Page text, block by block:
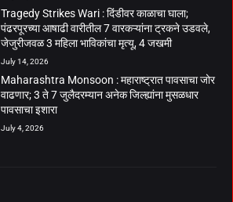
Tragedy Strikes Wari : दिंडीवर काळाचा घाला;
पंढरपूरच्या आषाढी वारीतील 7 वारकऱ्यांना ट्रकने उडवले,
जेजुरीजवळ 3 महिला भाविकांचा मृत्यू, 4 जखमी
July 14, 2026
Maharashtra Monsoon : महाराष्ट्रात पावसाचा जोर
वाढणार; 3 ते 7 जुलैदरम्यान अनेक जिल्ह्यांना मुसळधार
पावसाचा इशारा
July 4, 2026